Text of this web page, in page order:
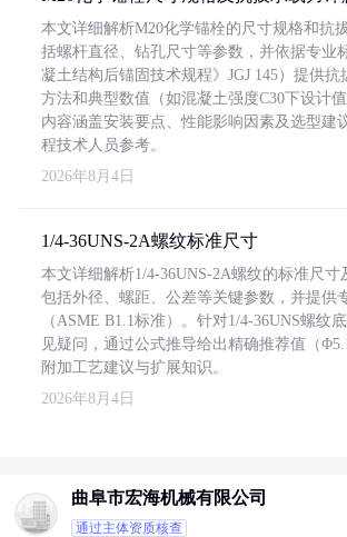
本文详细解析M20化学锚栓的尺寸规格和抗
括螺杆直径、钻孔尺寸等参数，并依据专业
凝土结构后锚固技术规程》JGJ 145）提供抗
方法和典型数值（如混凝土强度C30下设计值
内容涵盖安装要点、性能影响因素及选型建
程技术人员参考。
2026年8月4日
1/4-36UNS-2A螺纹标准尺寸
本文详细解析1/4-36UNS-2A螺纹的标准尺寸
包括外径、螺距、公差等关键参数，并提供
（ASME B1.1标准）。针对1/4-36UNS螺纹
见疑问，通过公式推导给出精确推荐值（
附加工艺建议与扩展知识。
2026年8月4日
曲阜市宏海机械有限公司
通过主体资质核查